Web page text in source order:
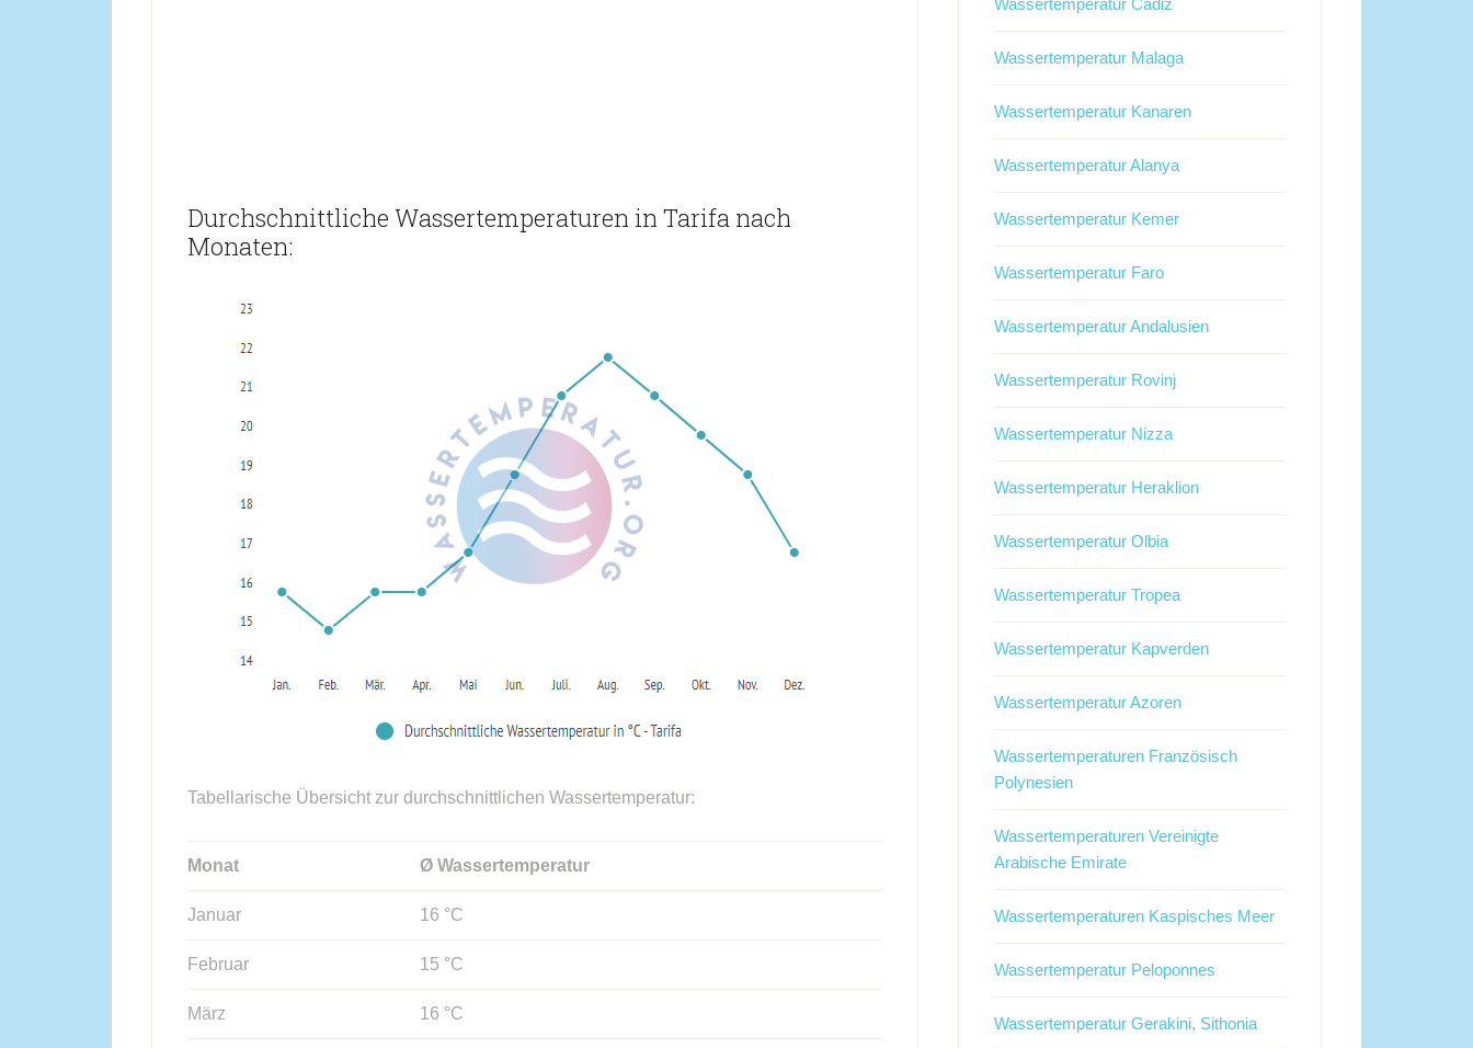
Durchschnittliche Wassertemperaturen in Tarifa nach
Monaten:
Tabellarische Übersicht zur durchschnittlichen Wassertemperatur:
Monat Ø Wassertemperatur
Januar 16 °C
Februar 15 °C
März 16 °C
Wassertemperatur Cadiz
Wassertemperatur Malaga
Wassertemperatur Kanaren
Wassertemperatur Alanya
Wassertemperatur Kemer
Wassertemperatur Faro
Wassertemperatur Andalusien
Wassertemperatur Rovinj
Wassertemperatur Nizza
Wassertemperatur Heraklion
Wassertemperatur Olbia
Wassertemperatur Tropea
Wassertemperatur Kapverden
Wassertemperatur Azoren
Wassertemperaturen Französisch
Polynesien
Wassertemperaturen Vereinigte
Arabische Emirate
Wassertemperaturen Kaspisches Meer
Wassertemperatur Peloponnes
Wassertemperatur Gerakini, Sithonia